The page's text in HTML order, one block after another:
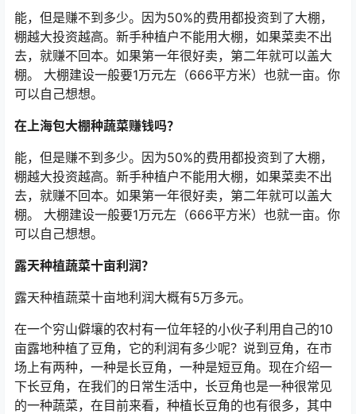
能，但是赚不到多少。因为50%的费用都投资到了大棚，
棚越大投资越高。新手种植户不能用大棚，如果菜卖不出
去，就赚不回本。如果第一年很好卖，第二年就可以盖大
棚。 大棚建设一般要1万元左（666平方米）也就一亩。你
可以自己想想。
在上海包大棚种蔬菜赚钱吗？
能，但是赚不到多少。因为50%的费用都投资到了大棚，
棚越大投资越高。新手种植户不能用大棚，如果菜卖不出
去，就赚不回本。如果第一年很好卖，第二年就可以盖大
棚。 大棚建设一般要1万元左（666平方米）也就一亩。你
可以自己想想。
露天种植蔬菜十亩利润？
露天种植蔬菜十亩地利润大概有5万多元。
在一个穷山僻壤的农村有一位年轻的小伙子利用自己的10
亩露地种植了豆角，它的利润有多少呢？说到豆角，在市
场上有两种，一种是长豆角，一种是短豆角。现在介绍一
下长豆角，在我们的日常生活中，长豆角也是一种很常见
的一种蔬菜，在目前来看，种植长豆角的也有很多，其中